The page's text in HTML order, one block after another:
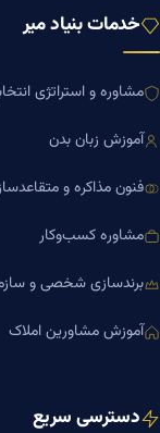
خدمات بنیاد میر
مشاوره و استراتژی
آموزش زبان بدن
فنون مذاکره و
مشاوره کسب‌وکار
برندسازی شخصی و
آموزش مشاورین املاک
دسترسی سریع